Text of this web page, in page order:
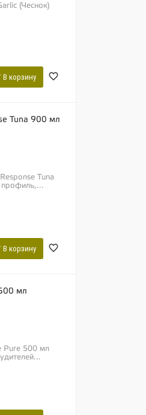
(Чеснок)
В корзину
Tuna 900 мл
Tuna
В корзину
мл
Pure 500 мл